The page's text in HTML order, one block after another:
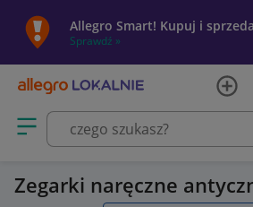
Allegro Smart! Kupuj i
Sprawdź »
Otwórz menu z kategoriami
Zegarki naręczne